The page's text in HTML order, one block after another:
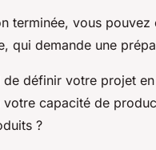
terminée, vous
qui demande une
de définir votre projet
votre capacité de
?